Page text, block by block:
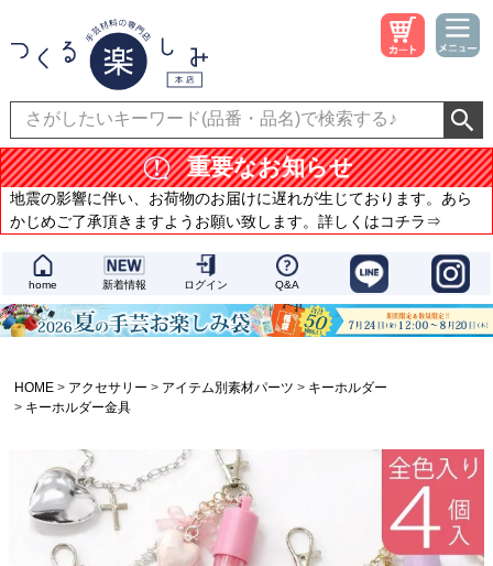
重要なお知らせ
地震の影響に伴い、お荷物のお届けに遅れが生じております。あら
かじめご了承頂きますようお願い致します。詳しくはコチラ⇒
home 新着情報 ログイン Q&A
HOME アクセサリー アイテム別素材パーツ
キーホルダー
キーホルダー金具